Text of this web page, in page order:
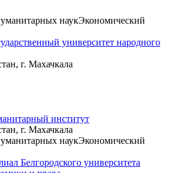
наукЭкономический
университет народного
г. Махачкала
институт
г. Махачкала
наукЭкономический
Белгородского университета